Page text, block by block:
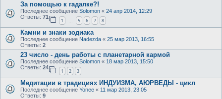
За помощью к гадалке?!
Последнее сообщение Solomon « 24 апр 2014, 12:29
Ответы: 71
1 … 5 6 7 8
Камни и знаки зодиака
Последнее сообщение Nadezda « 25 мар 2013, 16:55
Ответы: 2
23 число - день работы с планетарной кармой
Последнее сообщение Solomon « 18 мар 2013, 15:50
Ответы: 24
1 2 3
Медитации в традициях ИНДУИЗМА, АЮРВЕДЫ - цикл
Последнее сообщение Yonee « 11 мар 2013, 23:05
Ответы: 9